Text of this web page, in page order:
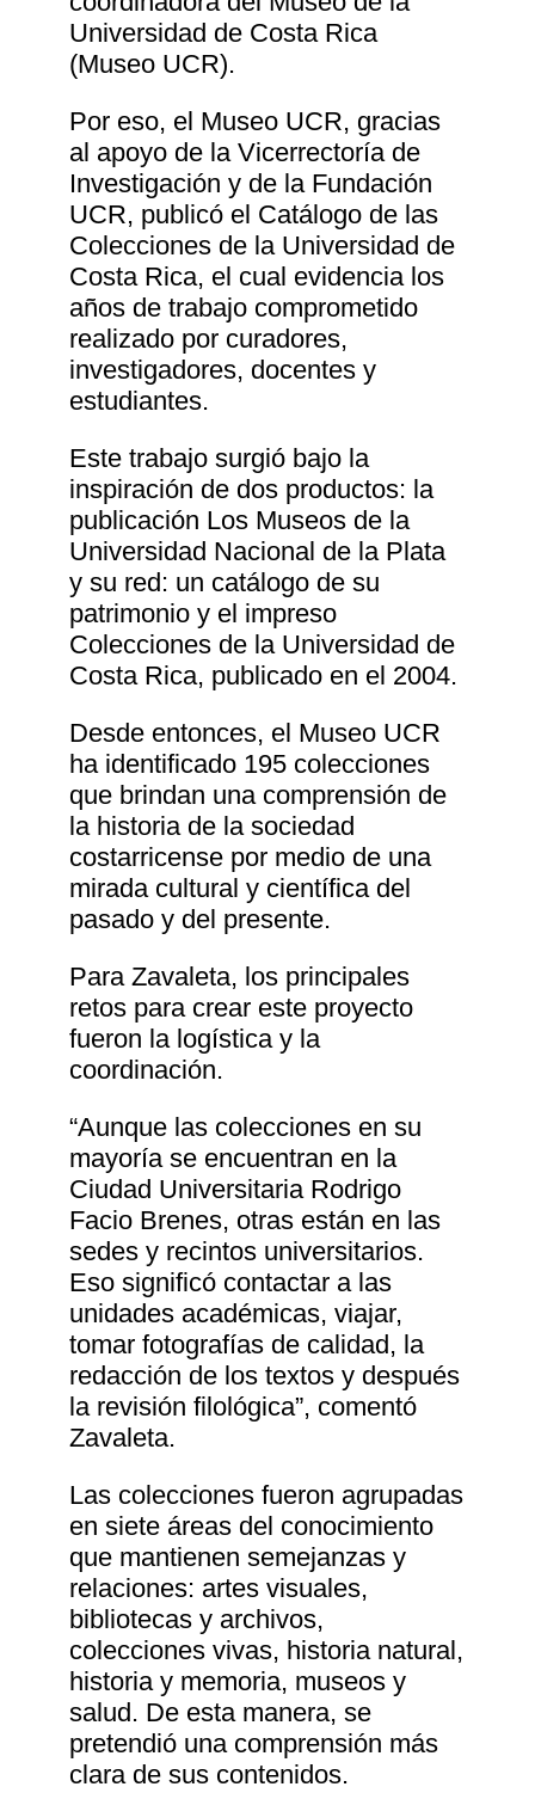
Universidad de Costa Rica
(Museo UCR).
Por eso, el Museo UCR, gracias
al apoyo de la Vicerrectoría de
Investigación y de la Fundación
UCR, publicó el Catálogo de las
Colecciones de la Universidad de
Costa Rica, el cual evidencia los
años de trabajo comprometido
realizado por curadores,
investigadores, docentes y
estudiantes.
Este trabajo surgió bajo la
inspiración de dos productos: la
publicación Los Museos de la
Universidad Nacional de la Plata
y su red: un catálogo de su
patrimonio y el impreso
Colecciones de la Universidad de
Costa Rica, publicado en el 2004.
Desde entonces, el Museo UCR
ha identificado 195 colecciones
que brindan una comprensión de
la historia de la sociedad
costarricense por medio de una
mirada cultural y científica del
pasado y del presente.
Para Zavaleta, los principales
retos para crear este proyecto
fueron la logística y la
coordinación.
“Aunque las colecciones en su
mayoría se encuentran en la
Ciudad Universitaria Rodrigo
Facio Brenes, otras están en las
sedes y recintos universitarios.
Eso significó contactar a las
unidades académicas, viajar,
tomar fotografías de calidad, la
redacción de los textos y después
la revisión filológica”, comentó
Zavaleta.
Las colecciones fueron agrupadas
en siete áreas del conocimiento
que mantienen semejanzas y
relaciones: artes visuales,
bibliotecas y archivos,
colecciones vivas, historia natural,
historia y memoria, museos y
salud. De esta manera, se
pretendió una comprensión más
clara de sus contenidos.